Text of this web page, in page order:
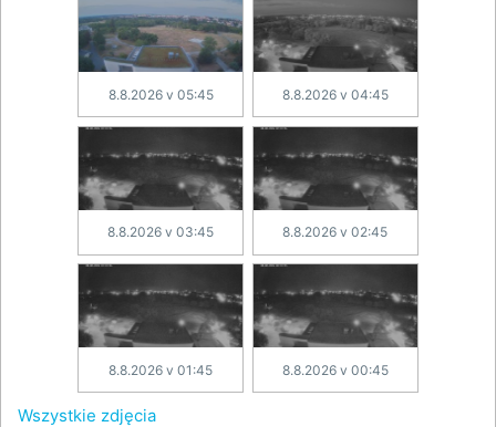
8.8.2026 v 05:45 8.8.2026 v 04:45
8.8.2026 v 03:45 8.8.2026 v 02:45
8.8.2026 v 01:45 8.8.2026 v 00:45
Wszystkie zdjęcia